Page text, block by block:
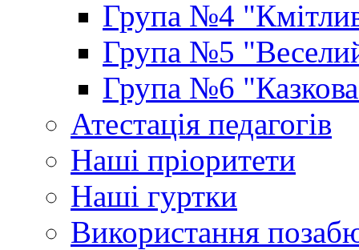
Група №4
Група №5
Група №6
Атестація педагогів
Наші пріоритети
Наші гуртки
Використання